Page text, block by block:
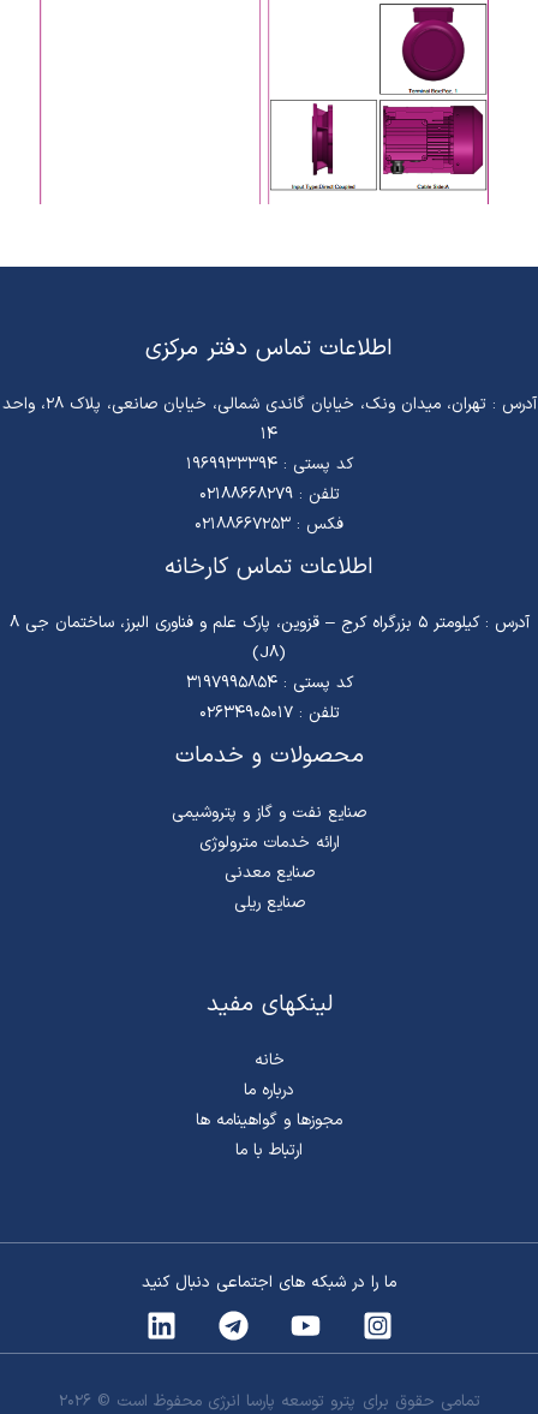
اطلاعات تماس دفتر مرکزی
آدرس : تهران، میدان ونک، خیابان گاندی شمالی، خیابان صانعی، پلاک 28، واحد
14
کد پستی : 1969933394
تلفن :02188668279
فکس : 02188667253
اطلاعات تماس کارخانه
آدرس : کیلومتر 5 بزرگراه کرج – قزوین، پارک علم و فناوری البرز، ساختمان جی ۸
(J8)
کد پستی : 3197995854
تلفن : 02634905017
محصولات و خدمات
صنایع نفت و گاز و پتروشیمی
ارائه خدمات مترولوژی
صنایع معدنی
صنایع ریلی
لینکهای مفید
خانه
درباره ما
مجوزها و گواهینامه ها
ارتباط با ما
ما را در شبکه های اجتماعی دنبال کنید
تمامی حقوق برای پترو توسعه پارسا انرژی محفوظ است © 2026